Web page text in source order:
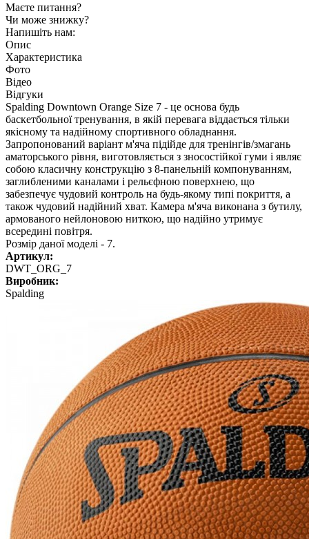
Маєте питання?
Чи може знижку?
Напишіть нам:
Опис
Характеристика
Фото
Відео
Відгуки
Spalding Downtown Orange Size 7 - це основа будь
баскетбольної тренування, в якій перевага віддається тільки
якісному та надійному спортивного обладнання.
Запропонований варіант м'яча підійде для тренінгів/змагань
аматорського рівня, виготовляється з зносостійкої гуми і являє
собою класичну конструкцію з 8-панельній компонуванням,
заглибленими каналами і рельєфною поверхнею, що
забезпечує чудовий контроль на будь-якому типі покриття, а
також чудовий надійний хват. Камера м'яча виконана з бутилу,
армованого нейлоновою ниткою, що надійно утримує
всередині повітря.
Розмір даної моделі - 7.
Артикул:
DWT_ORG_7
Виробник:
Spalding